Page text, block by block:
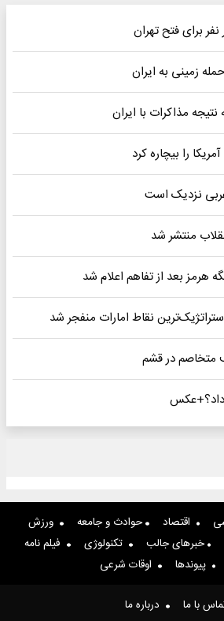
زمینی به ایران
مذاکرات با ایران
نزدیک است
منتشر شد
هرمز بعد از تفاهم اعلام شد
نقاط امارات منفجر شد
متخاصم در قشم
داد؟+عکس
اقتصاد حوادث و جامعه
ورزش
خبرهای جالب تکنولوژی
فیلم نامه
پیوندها اوقات شرعی
با ما درباره ما